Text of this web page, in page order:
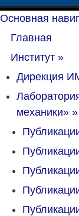
Основная
Главная
Институт »
Дирекция
механики» »